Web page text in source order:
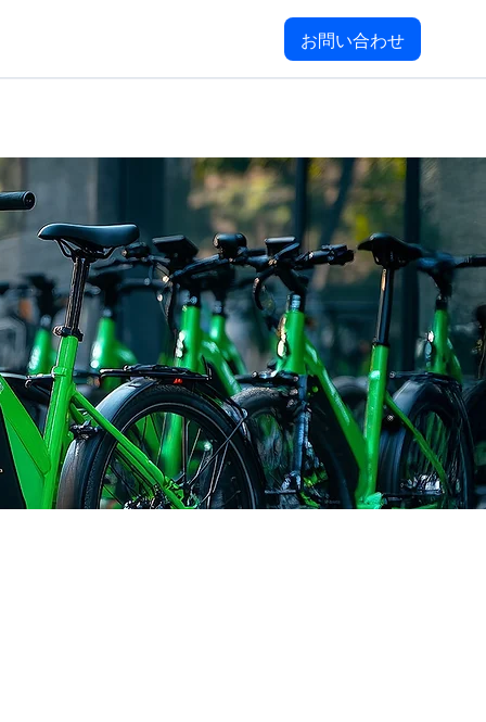
お問い合わせ